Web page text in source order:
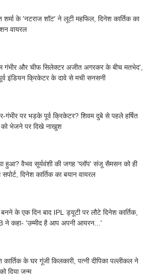
शर्मा के 'नटराज शॉट' ने लूटी महफिल, दिनेश कार्तिक का
वायरल
गंभीर और चीफ सिलेक्टर अजीत अगरकर के बीच मतभेद',
इंडियन क्रिकेटर के दावे से मची सनसनी
गंभीर पर भड़के पूर्व क्रिकेटर? शिवम दुबे से पहले हर्षित
को भेजने पर दिखे नाखुश
हुआ? वैभव सूर्यवंशी की जगह 'प्लॉप' संजू सैमसन को ही
सपोर्ट, दिनेश कार्तिक का बयान वायरल
बनने के एक दिन बाद IPL ड्यूटी पर लौटे दिनेश कार्तिक,
ने कहा- 'उम्मीद है आप अपनी आयरन...'
कार्तिक के घर गूंजी किलकारी, पत्नी दीपिका पल्लीकल ने
दिया जन्म